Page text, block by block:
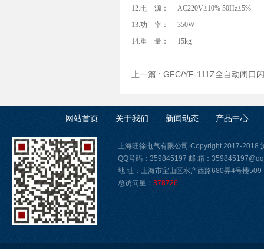
12.电 源： AC220V±10% 50Hz±5%
13.功 率： 350W
14.重 量： 15kg
上一篇 : GFC/YF-111Z全自动闭口
网站首页 关于我们 新闻动态 产品中心
上海旺徐电气有限公司 Copyright 2017-2018
QQ号码：359845197 邮 箱：
地 址：上海市宝山区水产西路680弄4号楼509
总访问量： 378726